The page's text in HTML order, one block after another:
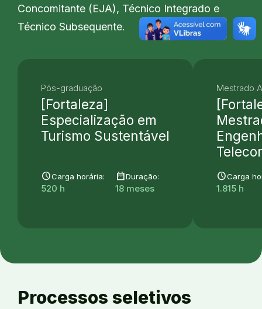
Concomitante (EJA), Técnico Integrado e
Técnico Subsequente.
Pós-graduação
[Fortaleza]
Especialização em
Turismo Sustentável
scheduleCarga horária:
520 h
date_rangeDuração:
18 meses
Mestrado
scheduleCarga
1.815 h
Processos seletivos